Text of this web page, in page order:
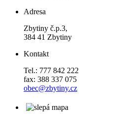
Adresa
Zbytiny č.p.3,
384 41 Zbytiny
Kontakt
Tel.: 777 842 222
fax: 388 337 075
obec@zbytiny.cz